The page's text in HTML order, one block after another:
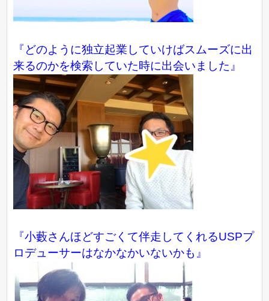
『どのように独立起業していけばスムーズに出
来るのかを検索していた時に出会いました』
『小藪さんほどすごくて伴走してくれるUSPプ
ロデューサーはなかなかいないかも』